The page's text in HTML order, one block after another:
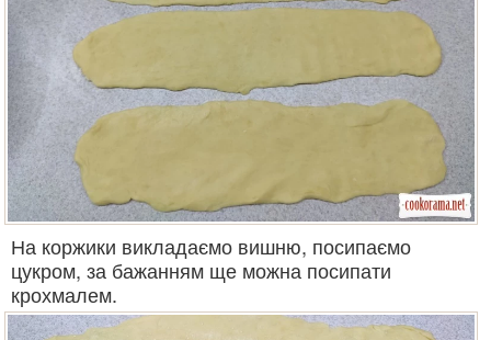
На коржики викладаємо вишню, посипаємо
цукром, за бажанням ще можна посипати
крохмалем.